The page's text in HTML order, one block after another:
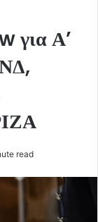
για Α’
read